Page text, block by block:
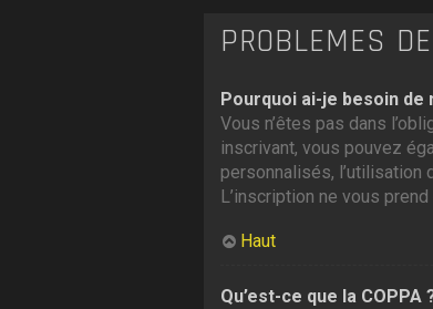
PROBLÈMES
Pourquoi ai-je besoin de
Vous n’êtes pas dans
inscrivant, vous pouvez
personnalisés, l’utilisation
L’inscription ne vous
Haut
Qu’est-ce que la COPPA